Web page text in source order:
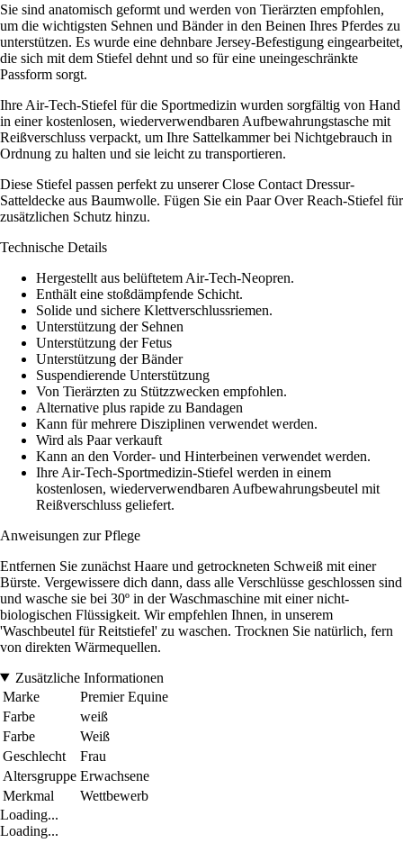
Sie sind anatomisch geformt und werden von Tierärzten empfohlen,
um die wichtigsten Sehnen und Bänder in den Beinen Ihres Pferdes zu
unterstützen. Es wurde eine dehnbare Jersey-Befestigung eingearbeitet,
die sich mit dem Stiefel dehnt und so für eine uneingeschränkte
Passform sorgt.
Ihre Air-Tech-Stiefel für die Sportmedizin wurden sorgfältig von Hand
in einer kostenlosen, wiederverwendbaren Aufbewahrungstasche mit
Reißverschluss verpackt, um Ihre Sattelkammer bei Nichtgebrauch in
Ordnung zu halten und sie leicht zu transportieren.
Diese Stiefel passen perfekt zu unserer Close Contact Dressur-
Satteldecke aus Baumwolle. Fügen Sie ein Paar Over Reach-Stiefel für
zusätzlichen Schutz hinzu.
Technische Details
Hergestellt aus belüftetem Air-Tech-Neopren.
Enthält eine stoßdämpfende Schicht.
Solide und sichere Klettverschlussriemen.
Unterstützung der Sehnen
Unterstützung der Fetus
Unterstützung der Bänder
Suspendierende Unterstützung
Von Tierärzten zu Stützzwecken empfohlen.
Alternative plus rapide zu Bandagen
Kann für mehrere Disziplinen verwendet werden.
Wird als Paar verkauft
Kann an den Vorder- und Hinterbeinen verwendet werden.
Ihre Air-Tech-Sportmedizin-Stiefel werden in einem
kostenlosen, wiederverwendbaren Aufbewahrungsbeutel mit
Reißverschluss geliefert.
Anweisungen zur Pflege
Entfernen Sie zunächst Haare und getrockneten Schweiß mit einer
Bürste. Vergewissere dich dann, dass alle Verschlüsse geschlossen sind
und wasche sie bei 30º in der Waschmaschine mit einer nicht-
biologischen Flüssigkeit. Wir empfehlen Ihnen, in unserem
'Waschbeutel für Reitstiefel' zu waschen. Trocknen Sie natürlich, fern
von direkten Wärmequellen.
Zusätzliche Informationen
Marke
Premier Equine
Farbe
weiß
Farbe
Weiß
Geschlecht
Frau
Altersgruppe Erwachsene
Merkmal
Wettbewerb
Loading...
Loading...